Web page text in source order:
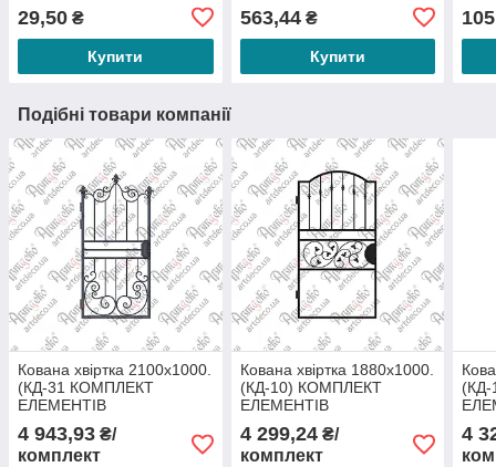
29,50 ₴
Купити
563,44₴
Купити
Подібні товари компанії
Кована хвіртка 2100х1000.
(КД-31 КОМПЛЕКТ
ЕЛЕМЕНТІВ
4 943,93 ₴/
комплект
Кована хвіртка 1880х1000.
(КД-10) КОМПЛЕКТ
ЕЛЕМЕНТІВ
4 299,24₴/
комплект
4